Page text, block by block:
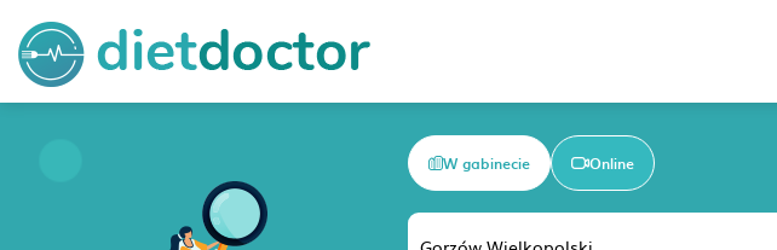
W gabinecie Online